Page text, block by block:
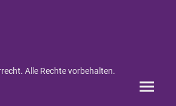
Alle Rechte vorbehalten.